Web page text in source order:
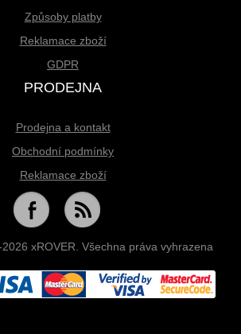
Způsoby platby
Reklamace zboží
GDPR
PRODEJNA
Prodejna a kontakt
Obchodní podmínky
Reklamace zboží
xROVER. Všechna práva vyhrazena